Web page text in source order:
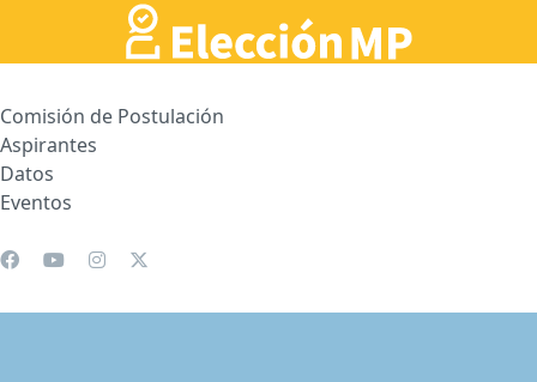
Comisión de Postulación
Aspirantes
Datos
Eventos